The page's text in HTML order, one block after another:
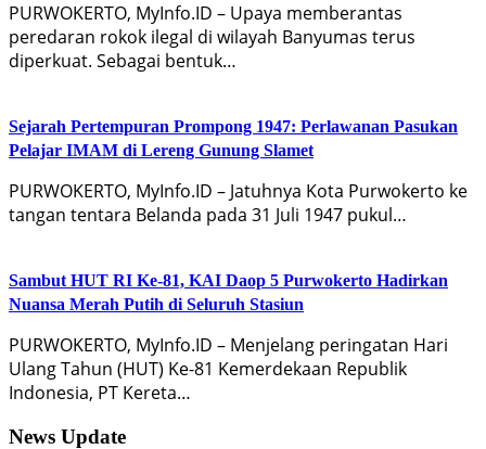
PURWOKERTO, MyInfo.ID – Upaya memberantas
peredaran rokok ilegal di wilayah Banyumas terus
diperkuat. Sebagai bentuk…
Sejarah Pertempuran Prompong 1947: Perlawanan Pasukan
Pelajar IMAM di Lereng Gunung Slamet
PURWOKERTO, MyInfo.ID – Jatuhnya Kota Purwokerto ke
tangan tentara Belanda pada 31 Juli 1947 pukul…
Sambut HUT RI Ke-81, KAI Daop 5 Purwokerto Hadirkan
Nuansa Merah Putih di Seluruh Stasiun
PURWOKERTO, MyInfo.ID – Menjelang peringatan Hari
Ulang Tahun (HUT) Ke-81 Kemerdekaan Republik
Indonesia, PT Kereta…
News Update